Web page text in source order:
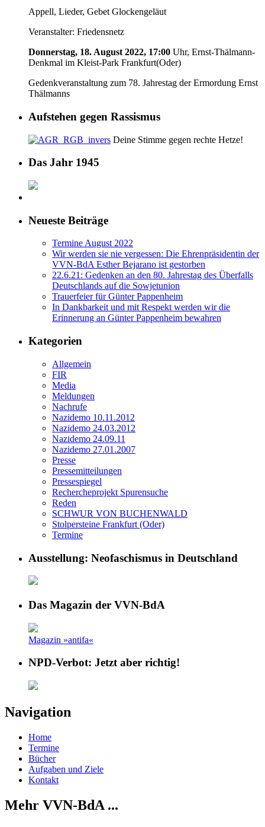
Appell, Lieder, Gebet Glockengeläut
Veranstalter: Friedensnetz
Donnerstag, 18. August 2022, 17:00 Uhr, Ernst-Thälmann-
Denkmal im Kleist-Park Frankfurt(Oder)
Gedenkveranstaltung zum 78. Jahrestag der Ermordung Ernst
Thälmanns
Aufstehen gegen Rassismus
Deine Stimme gegen rechte Hetze!
Das Jahr 1945
Neueste Beiträge
Termine August 2022
Wir werden sie nie vergessen: Die Ehrenpräsidentin der
VVN-BdA Esther Bejarano ist gestorben
22.6.21: Gedenken an den 80. Jahrestag des Überfalls
Deutschlands auf die Sowjetunion
Trauerfeier für Günter Pappenheim
In Dankbarkeit und mit Respekt werden wir die
Erinnerung an Günter Pappenheim bewahren
Kategorien
Allgemein
FIR
Media
Meldungen
Nachrufe
Nazidemo 10.11.2012
Nazidemo 24.03.2012
Nazidemo 24.09.11
Nazidemo 27.01.2007
Presse
Pressemitteilungen
Pressespiegel
Rechercheprojekt Spurensuche
Reden
SCHWUR VON BUCHENWALD
Stolpersteine Frankfurt (Oder)
Termine
Ausstellung: Neofaschismus in Deutschland
Das Magazin der VVN-BdA
Magazin »antifa«
NPD-Verbot: Jetzt aber richtig!
Navigation
Home
Termine
Bücher
Aufgaben und Ziele
Kontakt
Mehr VVN-BdA ...